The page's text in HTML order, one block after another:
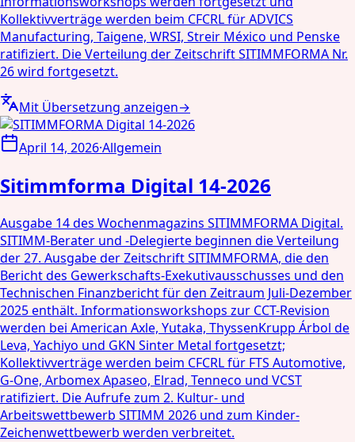
Kollektivverträge werden beim CFCRL für ADVICS
Manufacturing, Taigene, WRSI, Streir México und Penske
ratifiziert. Die Verteilung der Zeitschrift SITIMMFORMA Nr.
26 wird fortgesetzt.
Mit Übersetzung anzeigen→
April 14, 2026·Allgemein
Sitimmforma Digital 14-2026
Ausgabe 14 des Wochenmagazins SITIMMFORMA Digital.
SITIMM-Berater und -Delegierte beginnen die Verteilung
der 27. Ausgabe der Zeitschrift SITIMMFORMA, die den
Bericht des Gewerkschafts-Exekutivausschusses und den
Technischen Finanzbericht für den Zeitraum Juli-Dezember
2025 enthält. Informationsworkshops zur CCT-Revision
werden bei American Axle, Yutaka, ThyssenKrupp Árbol de
Leva, Yachiyo und GKN Sinter Metal fortgesetzt;
Kollektivverträge werden beim CFCRL für FTS Automotive,
G-One, Arbomex Apaseo, Elrad, Tenneco und VCST
ratifiziert. Die Aufrufe zum 2. Kultur- und
Arbeitswettbewerb SITIMM 2026 und zum Kinder-
Zeichenwettbewerb werden verbreitet.